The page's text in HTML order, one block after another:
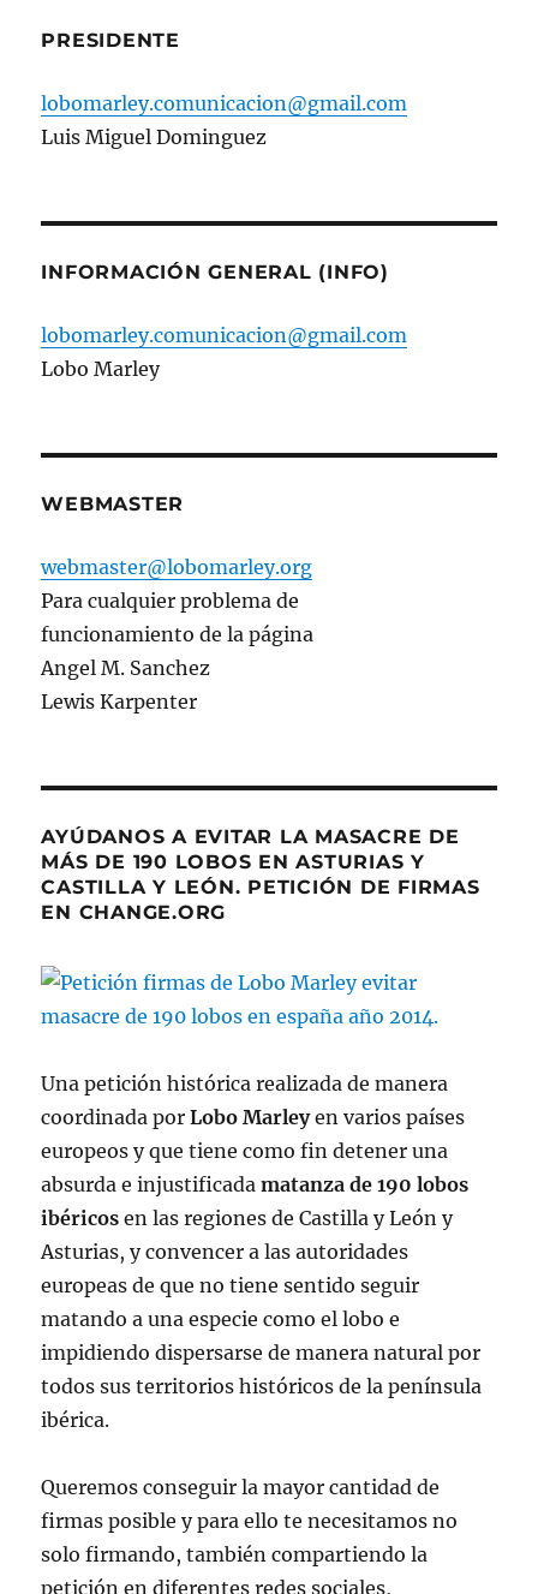
PRESIDENTE
lobomarley.comunicacion@gmail.com
Luis Miguel Dominguez
INFORMACIÓN GENERAL (INFO)
lobomarley.comunicacion@gmail.com
Lobo Marley
WEBMASTER
webmaster@lobomarley.org
Para cualquier problema de
funcionamiento de la página
Angel M. Sanchez
Lewis Karpenter
AYÚDANOS A EVITAR LA MASACRE DE
MÁS DE 190 LOBOS EN ASTURIAS Y
CASTILLA Y LEÓN. PETICIÓN DE FIRMAS
EN CHANGE.ORG
Una petición histórica realizada de manera
coordinada porLobo Marleyen varios países
europeos y que tiene como fin detener una
absurda e injustificadamatanza de 190 lobos
ibéricos en las regiones de Castilla y León y
Asturias, y convencer a las autoridades
europeas de que no tiene sentido seguir
matando a una especie como el lobo e
impidiendo dispersarse de manera natural por
todos sus territorios históricos de la península
ibérica.
Queremos conseguir la mayor cantidad de
firmas posible y para ello te necesitamos no
solo firmando, también compartiendo la
petición en diferentes redes sociales,